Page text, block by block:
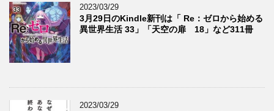
2023/03/29
3月29日のKindle新刊は「 Re：ゼロから始める
異世界生活 33」「天空の扉 18」など311冊
2023/03/29